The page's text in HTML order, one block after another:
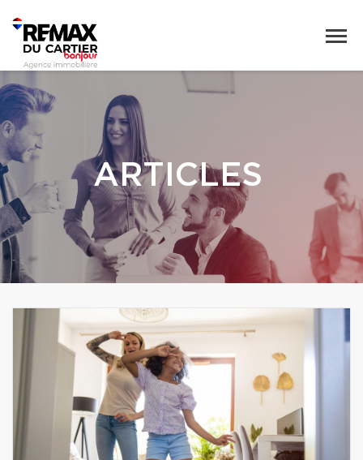
ARTICLES